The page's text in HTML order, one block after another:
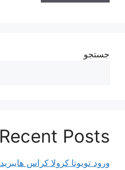
جستجو
Recent Posts